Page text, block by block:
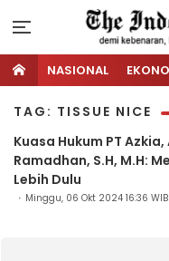
NASIONAL
TAG: TISSUE NICE
Kuasa Hukum PT
Ramadhan, S.H, M.H:
Lebih Dulu
Minggu, 06 Okt 2024 16:36 WIB